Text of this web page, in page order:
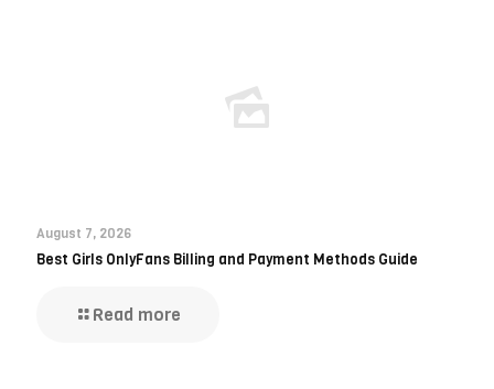
August 7, 2026
Best Girls OnlyFans Billing and Payment Methods Guide
Read more